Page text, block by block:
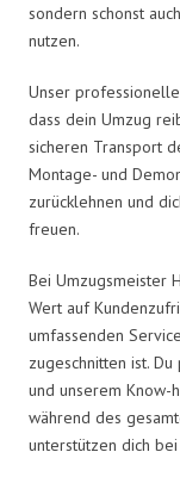
sondern schonst
nutzen.
Unser
dass dein Umzug
sicheren Transport
Montage- und
zurücklehnen und
freuen.
Bei Umzugsmeister
Wert auf
umfassenden
zugeschnitten ist.
und unserem Know-
während des
unterstützen dich